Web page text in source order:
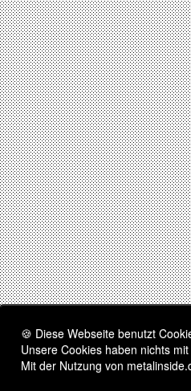
🍪 Diese Webseite benutzt
Unsere Cookies haben nichts
Mit der Nutzung von